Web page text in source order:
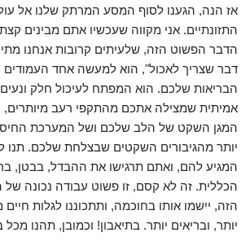
אז הנה, הגענו לסוף המסע המרתק שלנו אל
התזונתיים. אני מקווה שעכשיו אתם מבינים
הדבר הפשוט הזה, שלעיתים קרובות אנחנו
דבר שצריך לאכול", הוא למעשה אחד העמודים
הבריאות שלכם. הוא המפתח לעיכול חלק
אמיתית שמצילה אתכם מהתקפי רעב מיותרים,
המגן השקט של הלב שלכם ושל המערכת
יותר מהגיבורים השקטים שבצלחת שלכם. תנו
המגיע להם, ואתם תרגישו את ההבדל, בבטן,
הכללית. זה לא קסם, זו פשוט עבודה נכונה
הזה, יישמו אותו בחוכמה, ותתכוננו לגלות חיים
יותר, ובריאים יותר. בתיאבון! וכמובן, תהנו מכל